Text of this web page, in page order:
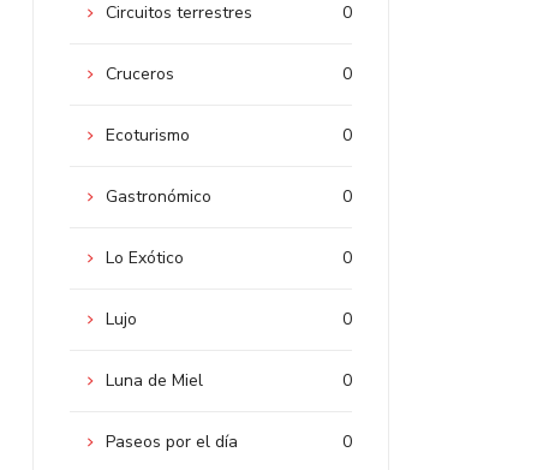
0
Circuitos terrestres
0
Cruceros
0
Ecoturismo
0
Gastronómico
0
Lo Exótico
0
Lujo
0
Luna de Miel
0
Paseos por el día